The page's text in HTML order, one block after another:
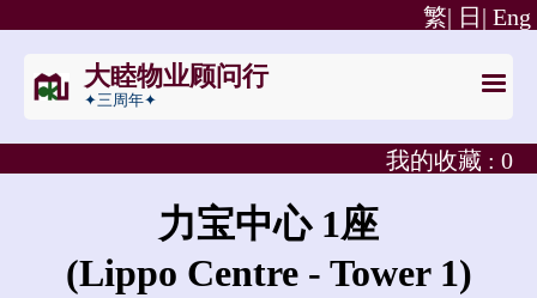
Eng
日|
繁|
大睦物业顾问行
✦三周年✦
我的收藏 : 0
力宝中心 1座
(Lippo Centre - Tower 1)